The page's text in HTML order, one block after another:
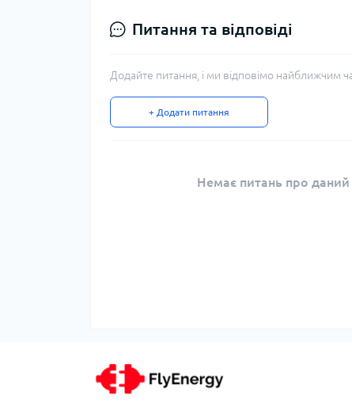
Питання та відповіді
Додайте питання, і ми відповімо найближчим
+ Додати питання
Немає питань про даний